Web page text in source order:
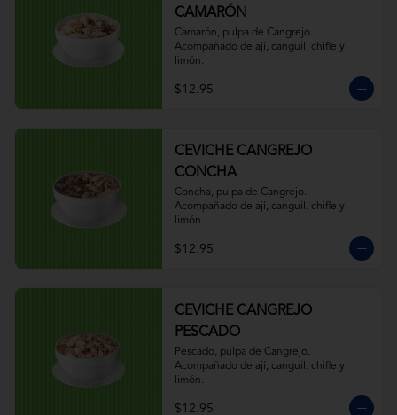
CAMARÓN
Camarón, pulpa de Cangrejo.
Acompañado de ají, canguil, chifle y
limón.
$12.95
CEVICHE CANGREJO
CONCHA
Concha, pulpa de Cangrejo.
Acompañado de ají, canguil, chifle y
limón.
$12.95
CEVICHE CANGREJO
PESCADO
Pescado, pulpa de Cangrejo.
Acompañado de ají, canguil, chifle y
limón.
$12.95